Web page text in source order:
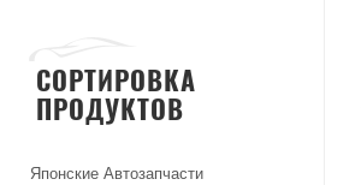
СОРТИРОВКА
ПРОДУКТОВ
Японские Автозапчасти